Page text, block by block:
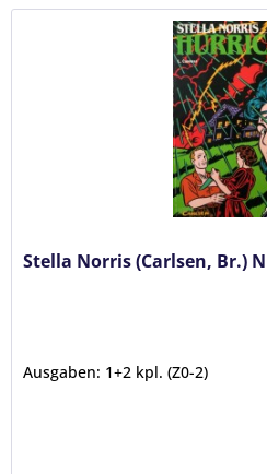
Stella Norris (Carlsen, Br.)
Ausgaben: 1+2 kpl. (Z0-2)